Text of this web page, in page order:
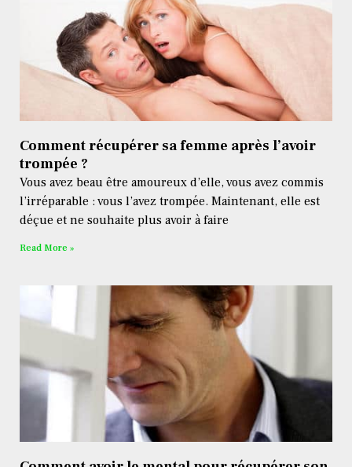
Comment récupérer sa femme après l’avoir
trompée ?
Vous avez beau être amoureux d’elle, vous avez commis
l’irréparable : vous l’avez trompée. Maintenant, elle est
déçue et ne souhaite plus avoir à faire
Read More »